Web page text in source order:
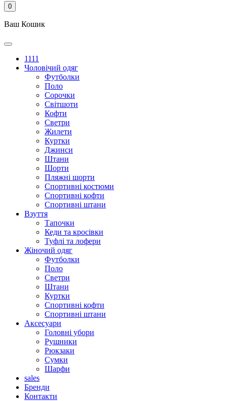
0
Ваш Кошик
1111
Чоловічий одяг
Футболки
Поло
Сорочки
Світшоти
Кофти
Светри
Жилети
Куртки
Джинси
Штани
Шорти
Пляжні шорти
Спортивні костюми
Спортивні кофти
Спортивні штани
Взуття
Тапочки
Кеди та кросівки
Туфлі та лофери
Жіночий одяг
Футболки
Поло
Светри
Штани
Куртки
Cпортивні кофти
Спортивні штани
Аксесуари
Головні убори
Рушники
Рюкзаки
Сумки
Шарфи
sales
Бренди
Контакти